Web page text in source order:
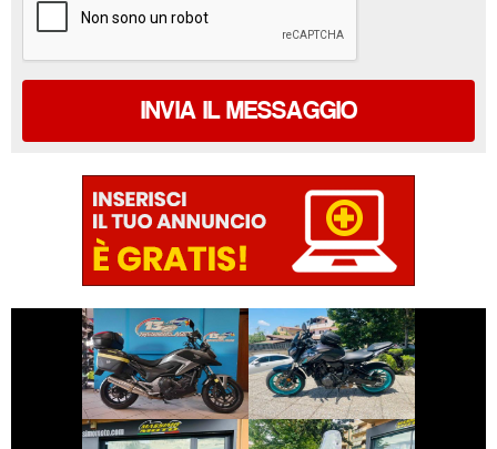
INVIA IL MESSAGGIO
HONDA NC-X
€ 3.790 €
YAMAHA MT-07
€ 6.590 €
€ 5.290 € € 3.490 €